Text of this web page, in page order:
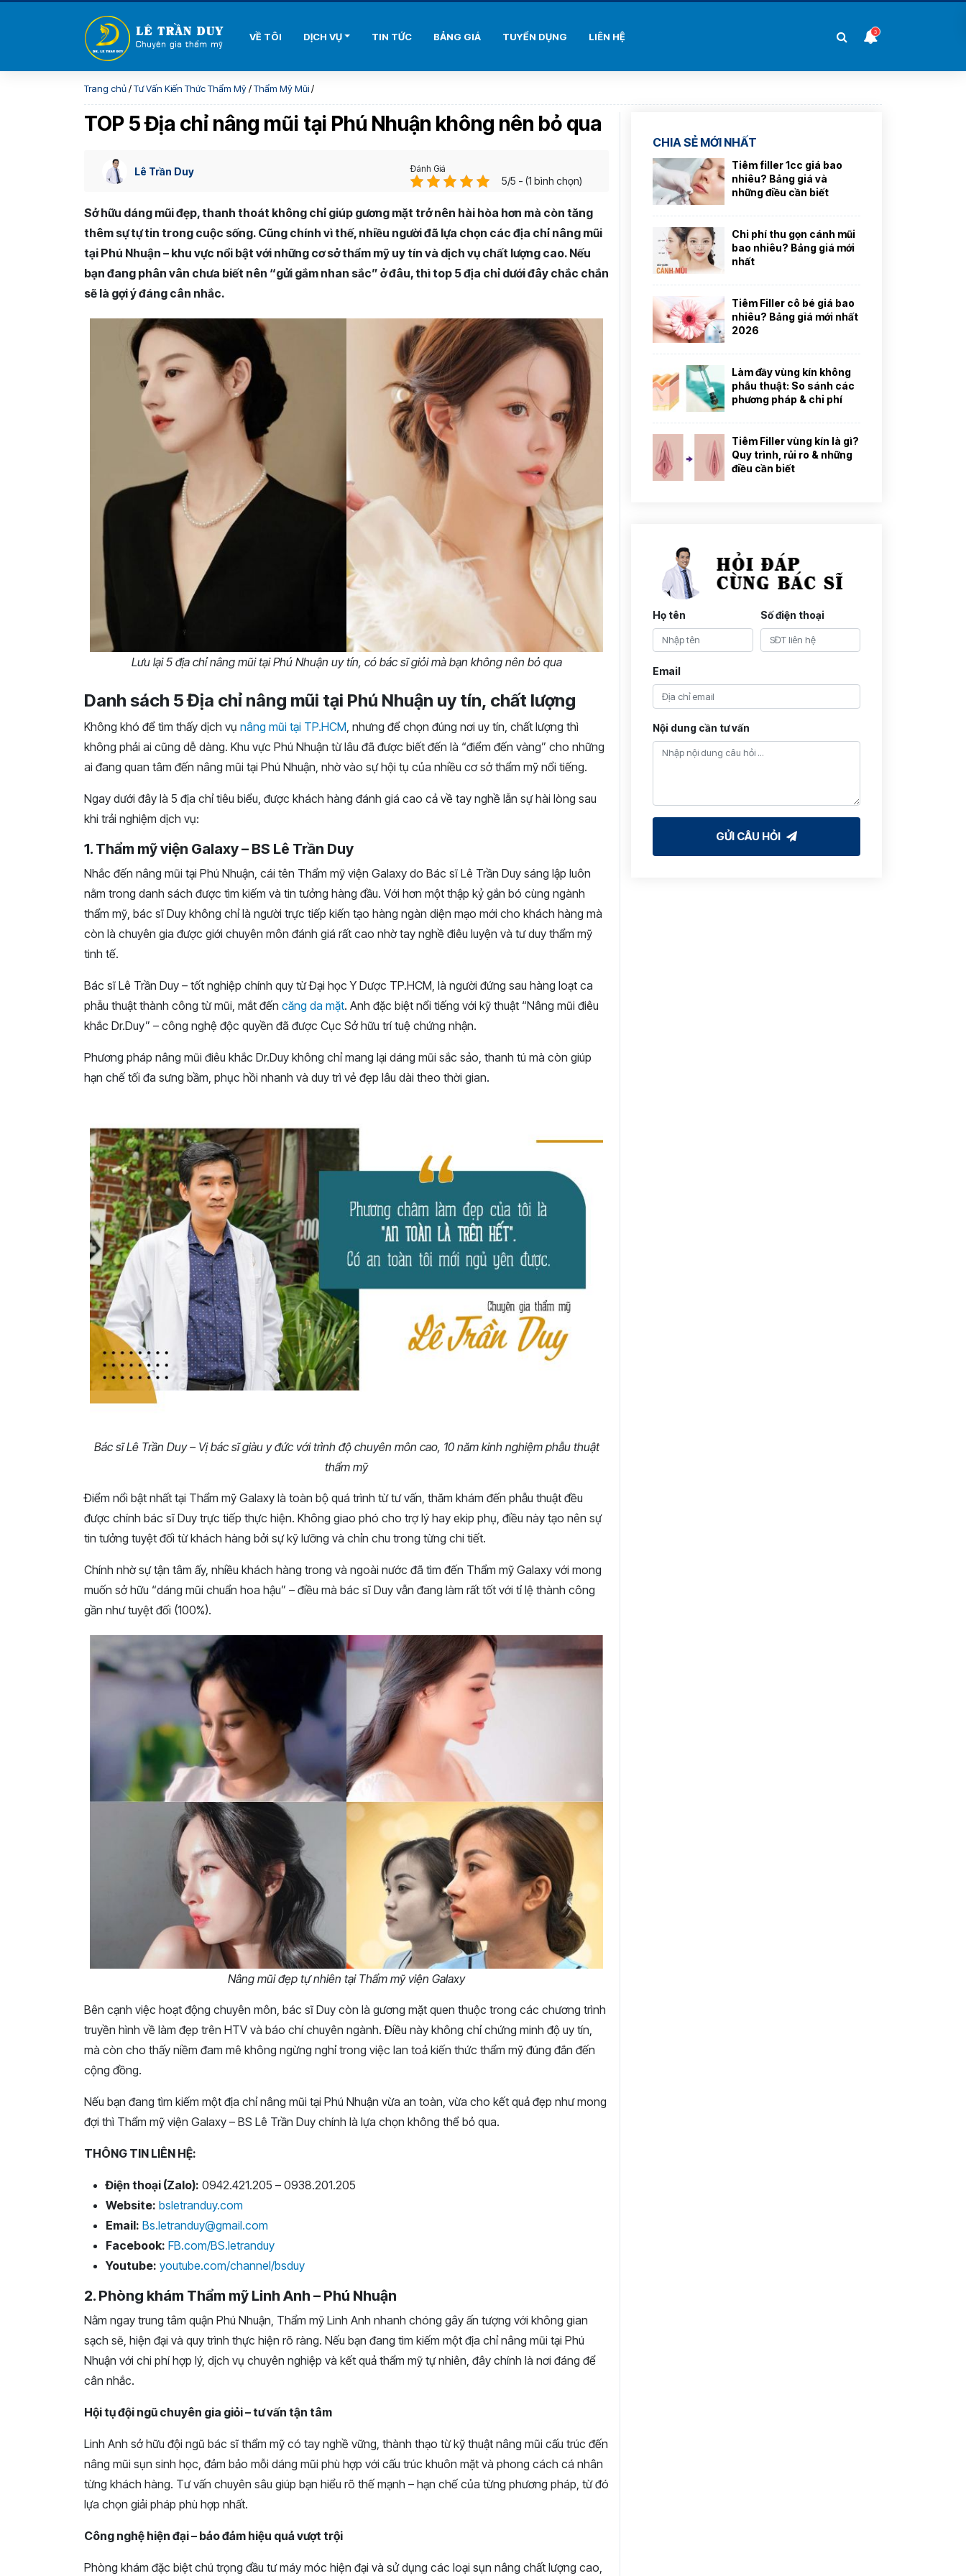
3
VỀ TÔI DỊCH VỤ TIN TỨC BẢNG GIÁ TUYỂN DỤNG LIÊN HỆ
Trang chủ/Tư Vấn Kiến Thức Thẩm Mỹ/Thẩm Mỹ Mũi/
TOP 5 Địa chỉ nâng mũi tại Phú Nhuận không nên bỏ qua
Lê Trần Duy Đánh Giá
5/5 - (1 bình chọn)
Sở hữu dáng mũi đẹp, thanh thoát không chỉ giúp gương mặt trở nên hài hòa hơn mà còn tăng
thêm sự tự tin trong cuộc sống. Cũng chính vì thế, nhiều người đã lựa chọn các địa chỉ nâng mũi
tại Phú Nhuận – khu vực nổi bật với những cơ sở thẩm mỹ uy tín và dịch vụ chất lượng cao. Nếu
bạn đang phân vân chưa biết nên “gửi gắm nhan sắc” ở đâu, thì top 5 địa chỉ dưới đây chắc chắn
sẽ là gợi ý đáng cân nhắc.
Lưu lại 5 địa chỉ nâng mũi tại Phú Nhuận uy tín, có bác sĩ giỏi mà bạn không nên bỏ qua
Danh sách 5 Địa chỉ nâng mũi tại Phú Nhuận uy tín, chất lượng
Không khó để tìm thấy dịch vụ nâng mũi tại TP.HCM, nhưng để chọn đúng nơi uy tín, chất lượng thì
không phải ai cũng dễ dàng. Khu vực Phú Nhuận từ lâu đã được biết đến là “điểm đến vàng” cho những
ai đang quan tâm đến nâng mũi tại Phú Nhuận, nhờ vào sự hội tụ của nhiều cơ sở thẩm mỹ nổi tiếng.
Ngay dưới đây là 5 địa chỉ tiêu biểu, được khách hàng đánh giá cao cả về tay nghề lẫn sự hài lòng sau
khi trải nghiệm dịch vụ:
1. Thẩm mỹ viện Galaxy – BS Lê Trần Duy
Nhắc đến nâng mũi tại Phú Nhuận, cái tên Thẩm mỹ viện Galaxy do Bác sĩ Lê Trần Duy sáng lập luôn
nằm trong danh sách được tìm kiếm và tin tưởng hàng đầu. Với hơn một thập kỷ gắn bó cùng ngành
thẩm mỹ, bác sĩ Duy không chỉ là người trực tiếp kiến tạo hàng ngàn diện mạo mới cho khách hàng mà
còn là chuyên gia được giới chuyên môn đánh giá rất cao nhờ tay nghề điêu luyện và tư duy thẩm mỹ
tinh tế.
Bác sĩ Lê Trần Duy – tốt nghiệp chính quy từ Đại học Y Dược TP.HCM, là người đứng sau hàng loạt ca
phẫu thuật thành công từ mũi, mắt đến căng da mặt. Anh đặc biệt nổi tiếng với kỹ thuật “Nâng mũi điêu
khắc Dr.Duy” – công nghệ độc quyền đã được Cục Sở hữu trí tuệ chứng nhận.
Phương pháp nâng mũi điêu khắc Dr.Duy không chỉ mang lại dáng mũi sắc sảo, thanh tú mà còn giúp
hạn chế tối đa sưng bầm, phục hồi nhanh và duy trì vẻ đẹp lâu dài theo thời gian.
Bác sĩ Lê Trần Duy – Vị bác sĩ giàu y đức với trình độ chuyên môn cao, 10 năm kinh nghiệm phẫu thuật
thẩm mỹ
Điểm nổi bật nhất tại Thẩm mỹ Galaxy là toàn bộ quá trình từ tư vấn, thăm khám đến phẫu thuật đều
được chính bác sĩ Duy trực tiếp thực hiện. Không giao phó cho trợ lý hay ekip phụ, điều này tạo nên sự
tin tưởng tuyệt đối từ khách hàng bởi sự kỹ lưỡng và chỉn chu trong từng chi tiết.
Chính nhờ sự tận tâm ấy, nhiều khách hàng trong và ngoài nước đã tìm đến Thẩm mỹ Galaxy với mong
muốn sở hữu “dáng mũi chuẩn hoa hậu” – điều mà bác sĩ Duy vẫn đang làm rất tốt với tỉ lệ thành công
gần như tuyệt đối (100%).
Nâng mũi đẹp tự nhiên tại Thẩm mỹ viện Galaxy
Bên cạnh việc hoạt động chuyên môn, bác sĩ Duy còn là gương mặt quen thuộc trong các chương trình
truyền hình về làm đẹp trên HTV và báo chí chuyên ngành. Điều này không chỉ chứng minh độ uy tín,
mà còn cho thấy niềm đam mê không ngừng nghỉ trong việc lan toả kiến thức thẩm mỹ đúng đắn đến
cộng đồng.
Nếu bạn đang tìm kiếm một địa chỉ nâng mũi tại Phú Nhuận vừa an toàn, vừa cho kết quả đẹp như mong
đợi thì Thẩm mỹ viện Galaxy – BS Lê Trần Duy chính là lựa chọn không thể bỏ qua.
THÔNG TIN LIÊN HỆ:
Điện thoại (Zalo): 0942.421.205 – 0938.201.205
Website: bsletranduy.com
Email: Bs.letranduy@gmail.com
Facebook: FB.com/BS.letranduy
Youtube: youtube.com/channel/bsduy
2. Phòng khám Thẩm mỹ Linh Anh – Phú Nhuận
Nằm ngay trung tâm quận Phú Nhuận, Thẩm mỹ Linh Anh nhanh chóng gây ấn tượng với không gian
sạch sẽ, hiện đại và quy trình thực hiện rõ ràng. Nếu bạn đang tìm kiếm một địa chỉ nâng mũi tại Phú
Nhuận với chi phí hợp lý, dịch vụ chuyên nghiệp và kết quả thẩm mỹ tự nhiên, đây chính là nơi đáng để
cân nhắc.
Hội tụ đội ngũ chuyên gia giỏi – tư vấn tận tâm
Linh Anh sở hữu đội ngũ bác sĩ thẩm mỹ có tay nghề vững, thành thạo từ kỹ thuật nâng mũi cấu trúc đến
nâng mũi sụn sinh học, đảm bảo mỗi dáng mũi phù hợp với cấu trúc khuôn mặt và phong cách cá nhân
từng khách hàng. Tư vấn chuyên sâu giúp bạn hiểu rõ thế mạnh – hạn chế của từng phương pháp, từ đó
lựa chọn giải pháp phù hợp nhất.
Công nghệ hiện đại – bảo đảm hiệu quả vượt trội
Phòng khám đặc biệt chú trọng đầu tư máy móc hiện đại và sử dụng các loại sụn nâng chất lượng cao,
CHIA SẺ MỚI NHẤT
Tiêm filler 1cc giá bao
nhiêu? Bảng giá và
những điều cần biết
Chi phí thu gọn cánh mũi
bao nhiêu? Bảng giá mới
nhất
Tiêm Filler cô bé giá bao
nhiêu? Bảng giá mới nhất
2026
Làm đầy vùng kín không
phẫu thuật: So sánh các
phương pháp & chi phí
Tiêm Filler vùng kín là gì?
Quy trình, rủi ro & những
điều cần biết
Họ tên Số điện thoại
Email
Nội dung cần tư vấn
GỬI CÂU HỎI